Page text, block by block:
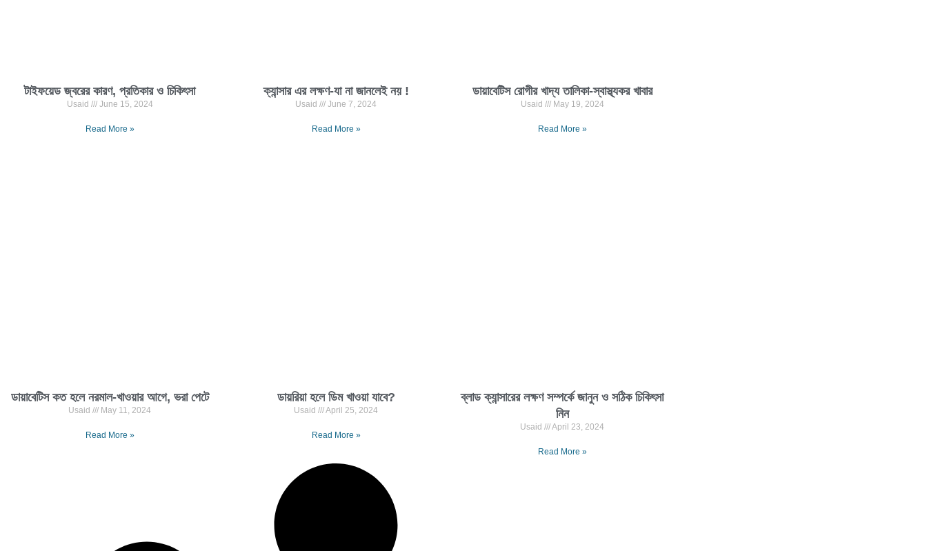
টাইফয়েড জ্বরের কারণ, প্রতিকার ও চিকিৎসা
Usaid June 15, 2024
Read More »
ক্যান্সার এর লক্ষণ-যা না জানলেই নয় !
Usaid June 7, 2024
Read More »
ডায়াবেটিস রোগীর খাদ্য তালিকা-স্বাস্থ্যকর খাবার
Usaid May 19, 2024
Read More »
ডায়াবেটিস কত হলে নরমাল-খাওয়ার আগে, ভরা পেটে
Usaid May 11, 2024
Read More »
ডায়রিয়া হলে ডিম খাওয়া যাবে?
Usaid April 25, 2024
Read More »
ব্লাড ক্যান্সারের লক্ষণ সম্পর্কে জানুন ও সঠিক চিকিৎসা
নিন
Usaid April 23, 2024
Read More »